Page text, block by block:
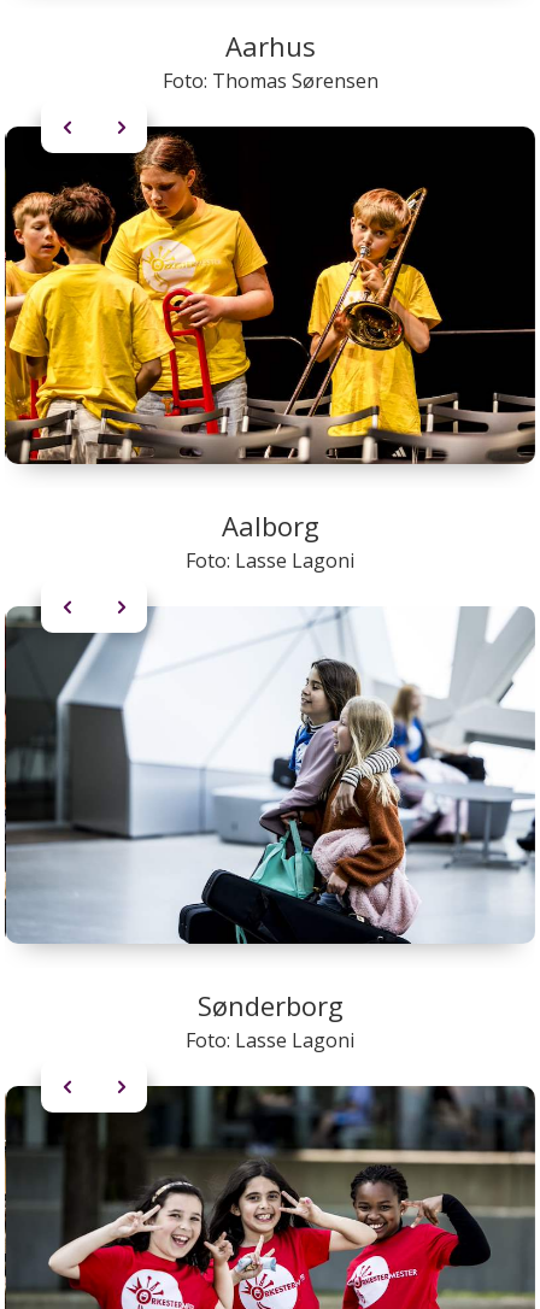
Aarhus
Foto: Thomas Sørensen
Aalborg
Foto: Lasse Lagoni
Sønderborg
Foto: Lasse Lagoni